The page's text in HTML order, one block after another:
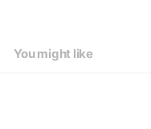
You might like